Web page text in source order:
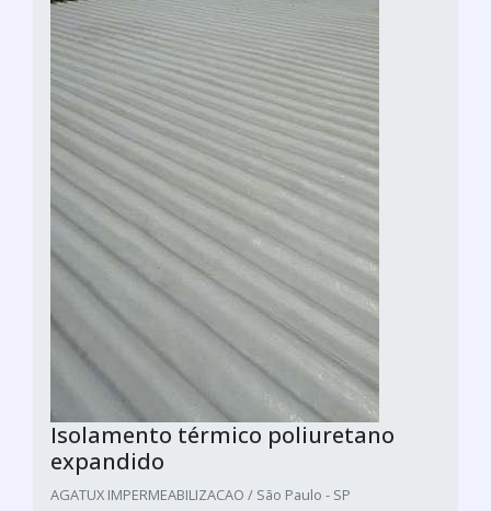
Isolamento térmico poliuretano
expandido
AGATUX IMPERMEABILIZACAO / São Paulo - SP